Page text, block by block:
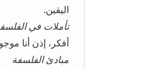
اليقين.
تأملات في
أفكر، إذن أنا
مبادئ الفلسفة